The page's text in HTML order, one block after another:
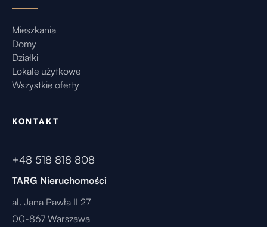
Mieszkania
Domy
Działki
Lokale użytkowe
Wszystkie oferty
KONTAKT
+48 518 818 808
TARG Nieruchomości
al. Jana Pawła II 27
00-867 Warszawa